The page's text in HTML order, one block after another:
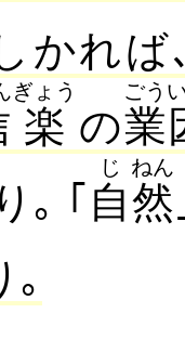
かれば
楽
ぎょう
の業
ごう
｡ ｢ 自
じ
然
ねん
｡